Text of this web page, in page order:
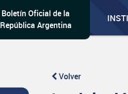
Boletín Oficial de la
República Argentina
Volver